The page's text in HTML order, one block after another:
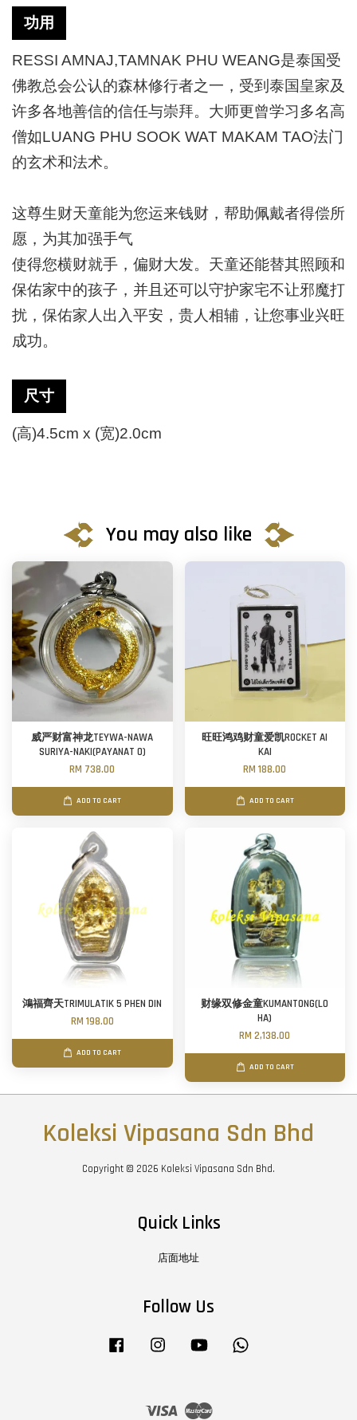
功用
RESSI AMNAJ,TAMNAK PHU WEANG是泰国受
佛教总会公认的森林修行者之一，受到泰国皇家及
许多各地善信的信任与崇拜。大师更曾学习多名高
僧如LUANG PHU SOOK WAT MAKAM TAO法门
的玄术和法术。
这尊生财天童能为您运来钱财，帮助佩戴者得偿所
愿，为其加强手气
使得您横财就手，偏财大发。天童还能替其照顾和
保佑家中的孩子，并且还可以守护家宅不让邪魔打
扰，保佑家人出入平安，贵人相辅，让您事业兴旺
成功。
尺寸
(高)4.5cm x (宽)2.0cm
You may also like
威严财富神龙TEYWA-NAWA
SURIYA-NAKI(PAYANAT O)
RM 738.00
ADD TO CART
旺旺鸿鸡财童爱凯ROCKET AI
KAI
RM 188.00
ADD TO CART
鴻福齊天TRIMULATIK 5 PHEN DIN
RM 198.00
ADD TO CART
财缘双修金童KUMANTONG(LO
HA)
RM 2,138.00
ADD TO CART
Koleksi Vipasana Sdn Bhd
Copyright © 2026 Koleksi Vipasana Sdn Bhd.
Quick Links
店面地址
Follow Us
Facebook Instagram YouTube
Visa Master